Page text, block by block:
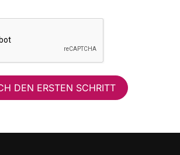
DEN ERSTEN SCHRITT